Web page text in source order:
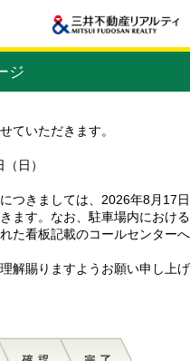
ジ
ていただきます。
日）
つきましては、2026年8月17日
ます。なお、駐車場内における
た看板記載のコールセンターへ
解賜りますようお願い申し上げ